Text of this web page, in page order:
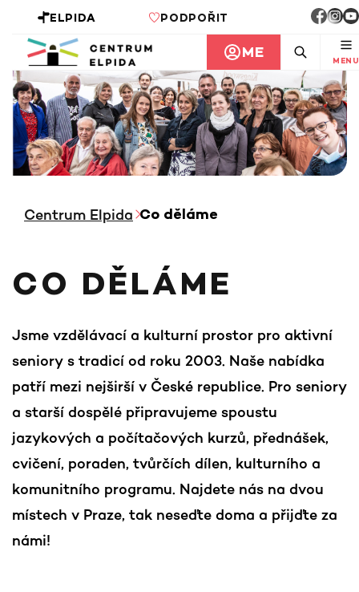
ELPIDA PODPOŘIT
ME MENU
Centrum Elpida Co děláme
CO DĚLÁME
Jsme vzdělávací a kulturní prostor pro aktivní
seniory s tradicí od roku 2003. Naše nabídka
patří mezi nejširší v České republice. Pro seniory
a starší dospělé připravujeme spoustu
jazykových a počítačových kurzů, přednášek,
cvičení, poraden, tvůrčích dílen, kulturního a
komunitního programu. Najdete nás na dvou
místech v Praze, tak neseďte doma a přijďte za
námi!